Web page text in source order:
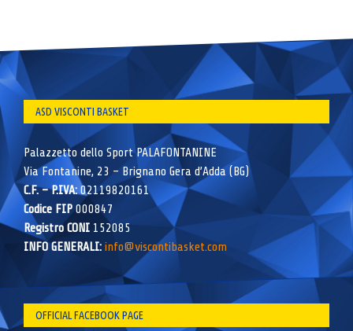
ASD VISCONTI BASKET
Palazzetto dello Sport PALAFONTANINE
Via Fontanine, 23 – Brignano Gera d’Adda (BG)
C.F. – P.IVA:02119820161
Codice FIP000847
Registro CONI 152085
INFO GENERALI: info@viscontibasket.com
OFFICIAL FACEBOOK PAGE